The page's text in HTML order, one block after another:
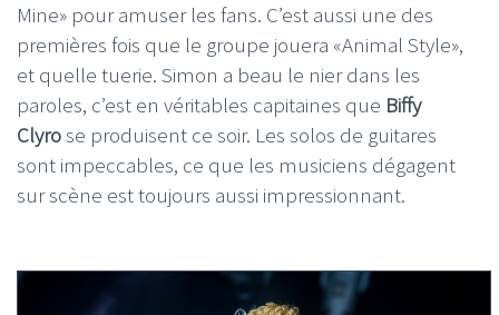
Mine» pour amuser les fans. C’est aussi une des
premières fois que le groupe jouera «Animal Style»,
et quelle tuerie. Simon a beau le nier dans les
paroles, c’est en véritables capitaines que Biffy
Clyrose produisent ce soir. Les solos de guitares
sont impeccables, ce que les musiciens dégagent
sur scène est toujours aussi impressionnant.